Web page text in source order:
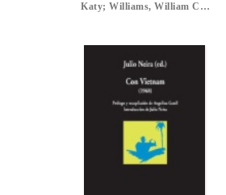
Katy; Williams, William Carlos...